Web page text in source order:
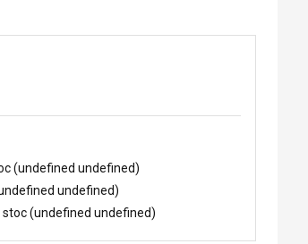
(undefined undefined)
undefined)
stoc (undefined undefined)